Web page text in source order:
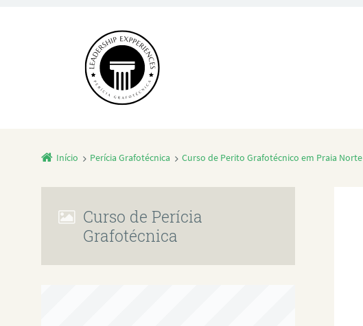
Início Perícia Grafotécnica Curso de Perito Grafotécnico em Praia Norte
Curso de Perícia
Grafotécnica